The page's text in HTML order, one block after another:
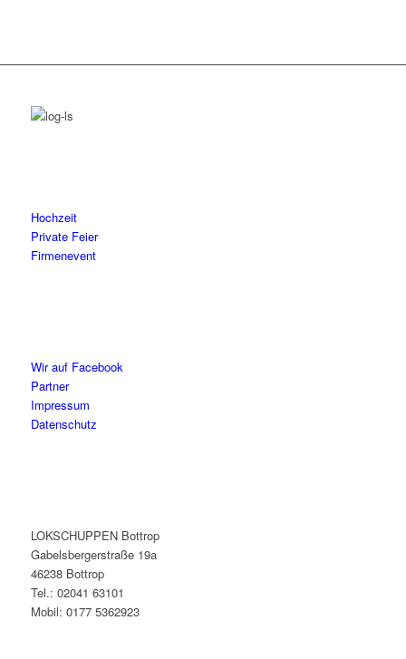
Hochzeit
Private Feier
Firmenevent
Wir auf Facebook
Partner
Impressum
Datenschutz
LOKSCHUPPEN Bottrop
Gabelsbergerstraße 19a
46238 Bottrop
Tel.: 02041 63101
Mobil: 0177 5362923